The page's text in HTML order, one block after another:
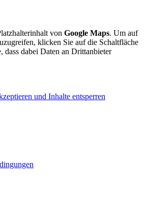
von Google Maps. Um auf
klicken Sie auf die Schaltfläche
dass dabei Daten an Drittanbieter
und Inhalte entsperren